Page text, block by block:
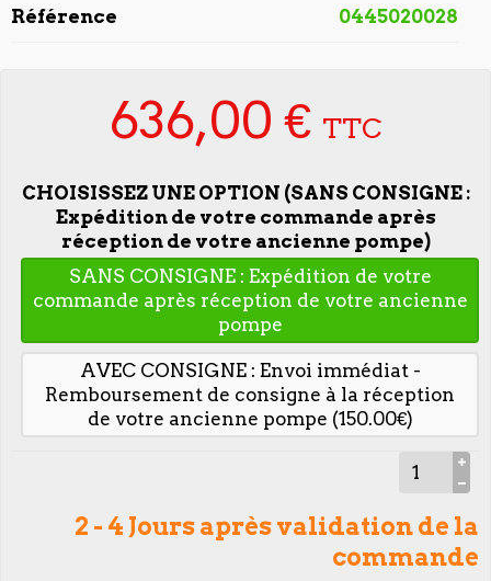
Référence 0445020028
636,00 € TTC
CHOISISSEZ UNE OPTION (SANS CONSIGNE :
Expédition de votre commande après
réception de votre ancienne pompe)
SANS CONSIGNE : Expédition de votre
commande après réception de votre ancienne
pompe
AVEC CONSIGNE : Envoi immédiat -
Remboursement de consigne à la réception
de votre ancienne pompe (150.00€)
2 - 4 Jours après validation de la
commande